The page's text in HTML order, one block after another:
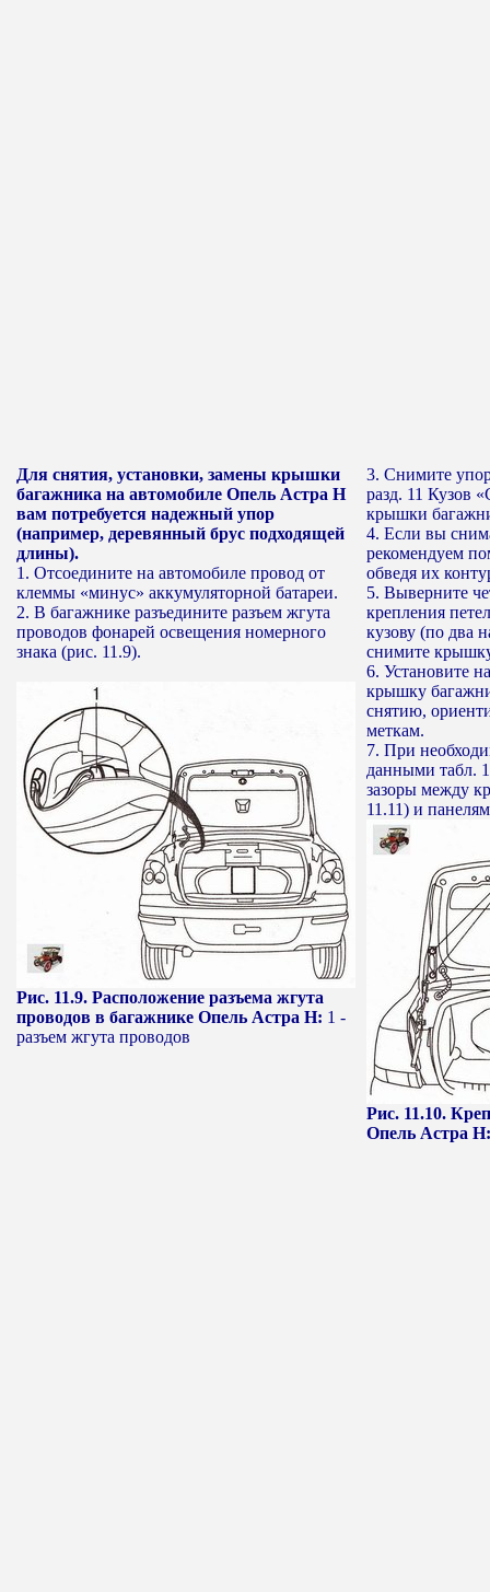
Для снятия, установки, замены крышки
багажника на автомобиле Опель Астра Н
вам потребуется надежный упор
(например, деревянный брус подходящей
длины).
1. Отсоедините на автомобиле провод от
клеммы «минус» аккумуляторной батареи.
2. В багажнике разъедините разъем жгута
проводов фонарей освещения номерного
знака (рис. 11.9).
Рис. 11.9. Расположение разъема жгута
проводов в багажнике Опель Астра Н: 1 -
разъем жгута проводов
3. Снимите
разд. 11 Кузов
крышки
4. Если вы
рекомендуем
обведя их
5. Выверните
крепления
кузову (по два
снимите
6. Установите
крышку
снятию,
меткам.
7. При
данными табл.
зазоры между
11.11) и
Рис. 11.10.
Опель Астра Н: